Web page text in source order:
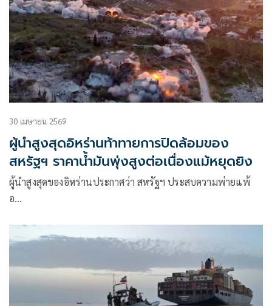
30 เมษายน 2569
ผู้นำสูงสุดอิหร่านท้าทายการปิดล้อมของ
สหรัฐฯ ราคาน้ำมันพุ่งสูงต่อเนื่องแม้หยุดยิง
ผู้นำสูงสุดของอิหร่านประกาศว่า สหรัฐฯ ประสบความพ่ายแพ้
อ…